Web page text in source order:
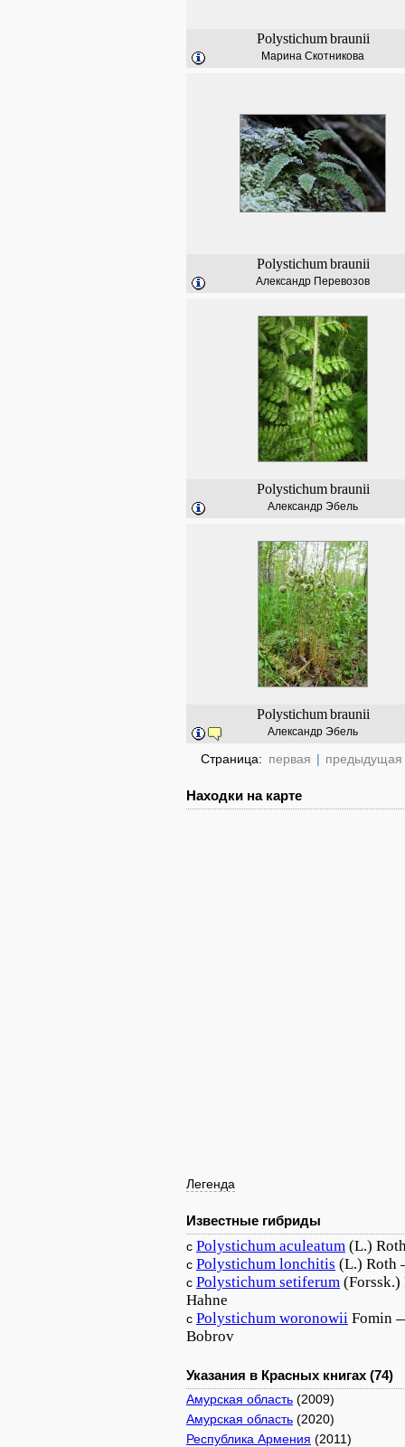
Polystichum braunii
Марина Скотникова
Polystichum braunii
Александр Перевозов
Polystichum braunii
Александр Эбель
Polystichum braunii
Александр Эбель
Страница: первая | предыдущая
Находки на карте
Легенда
Известные гибриды
с Polystichum aculeatum (L.)
с Polystichum lonchitis (L.) Roth
с Polystichum setiferum (Forssk.)
Hahne
с Polystichum woronowii Fomin
Bobrov
Указания в Красных книгах (74)
Амурская область (2009)
Амурская область (2020)
Республика Армения (2011)